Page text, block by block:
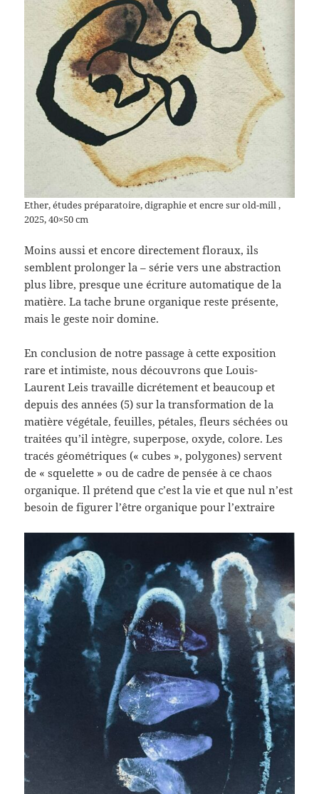
Ether, études préparatoire, digraphie et encre sur old-mill ,
2025, 40×50 cm
Moins aussi et encore directement floraux, ils
semblent prolonger la – série vers une abstraction
plus libre, presque une écriture automatique de la
matière. La tache brune organique reste présente,
mais le geste noir domine.
En conclusion de notre passage à cette exposition
rare et intimiste, nous découvrons que Louis-
Laurent Leis travaille dicrétement et beaucoup et
depuis des années (5) sur la transformation de la
matière végétale, feuilles, pétales, fleurs séchées ou
traitées qu’il intègre, superpose, oxyde, colore. Les
tracés géométriques (« cubes », polygones) servent
de « squelette » ou de cadre de pensée à ce chaos
organique. Il prétend que c’est la vie et que nul n’est
besoin de figurer l’être organique pour l’extraire